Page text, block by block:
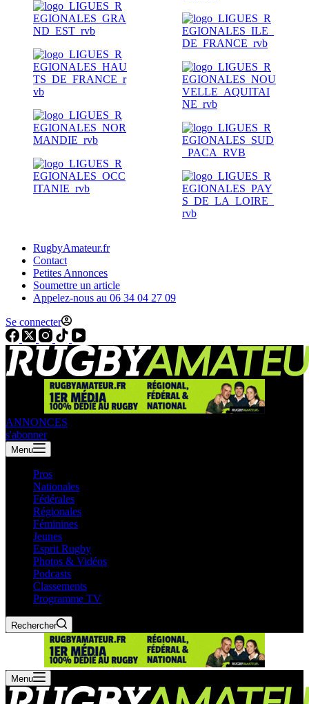
RugbyAmateur.fr
Contact
Petites Annonces
Soumettre un article
Appelez-nous au 06 34 04 27 09
Se connecter
ANNONCES
s'abonner
Menu
Pros
Nationales
Fédérales
Régionales
Féminines
Jeunes
Esprit Rugby
Photos & Vidéos
Podcasts
Classements
Programme TV
Rechercher
Menu